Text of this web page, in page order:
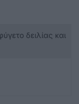
δειλίας και